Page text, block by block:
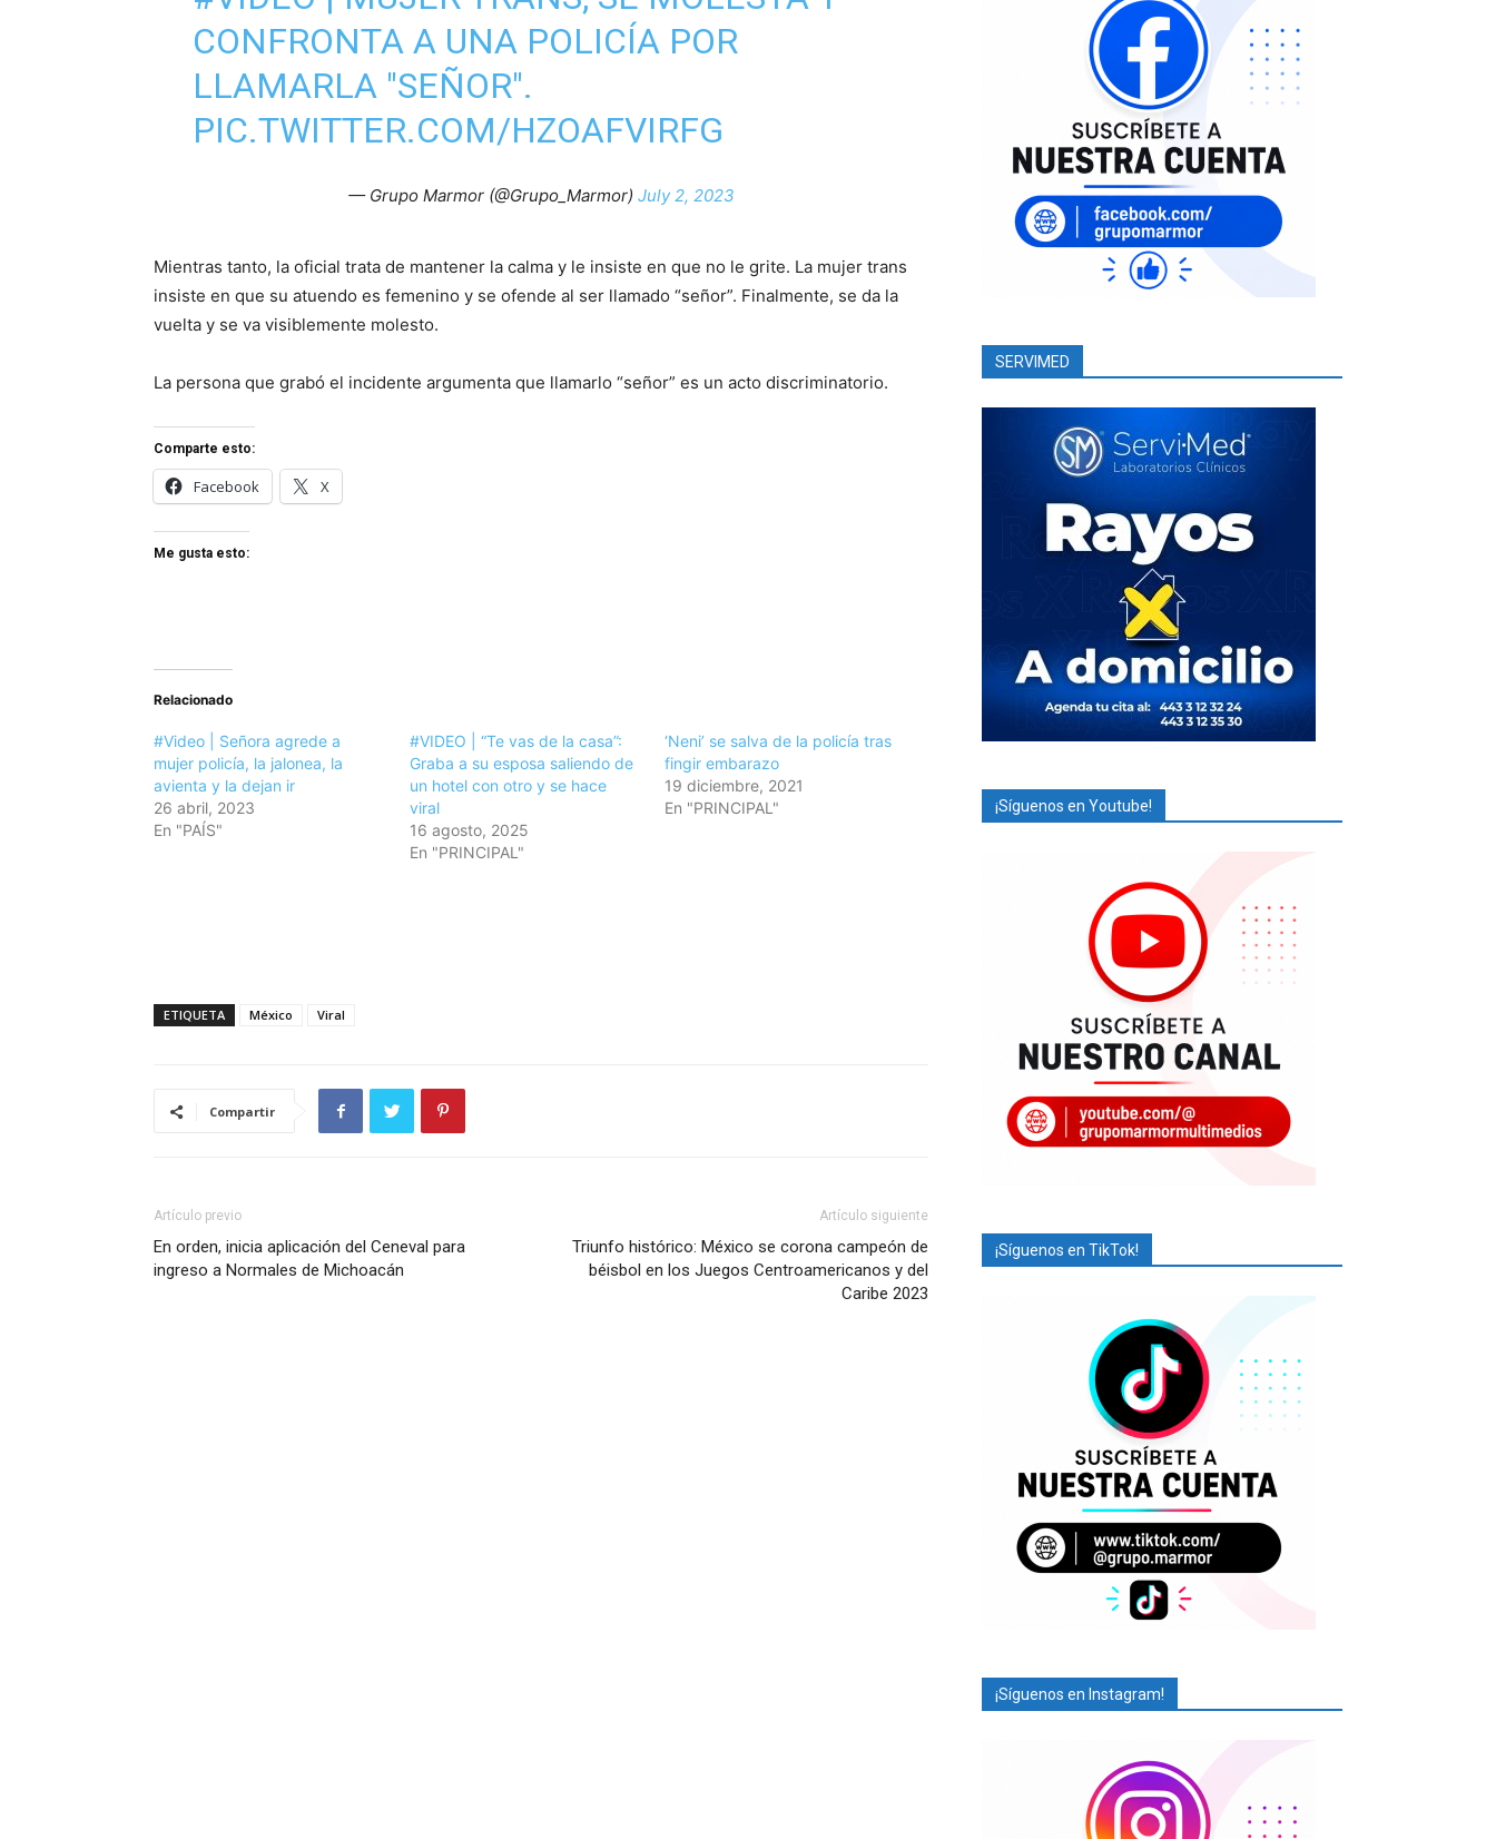
CONFRONTA A UNA POLICÍA POR
LLAMARLA "SEÑOR".
PIC.TWITTER.COM/HZOAFVIRFG
— Grupo Marmor (@Grupo_Marmor) July 2, 2023
Mientras tanto, la oficial trata de mantener la calma y le insiste en que no le grite. La mujer trans
insiste en que su atuendo es femenino y se ofende al ser llamado “señor”. Finalmente, se da la
vuelta y se va visiblemente molesto.
La persona que grabó el incidente argumenta que llamarlo “señor” es un acto discriminatorio.
Comparte esto:
Facebook X
Me gusta esto:
Relacionado
#Video | Señora agrede a
mujer policía, la jalonea, la
avienta y la dejan ir
26 abril, 2023
En "PAÍS"
#VIDEO | “Te vas de la casa”:
Graba a su esposa saliendo de
un hotel con otro y se hace
viral
16 agosto, 2025
En "PRINCIPAL"
‘Neni’ se salva de la policía tras
fingir embarazo
19 diciembre, 2021
En "PRINCIPAL"
ETIQUETA México Viral
Compartir
Artículo previo
En orden, inicia aplicación del Ceneval para
ingreso a Normales de Michoacán
Artículo siguiente
Triunfo histórico: México se corona campeón de
béisbol en los Juegos Centroamericanos y del
Caribe 2023
SERVIMED
¡Síguenos en Youtube!
¡Síguenos en TikTok!
¡Síguenos en Instagram!